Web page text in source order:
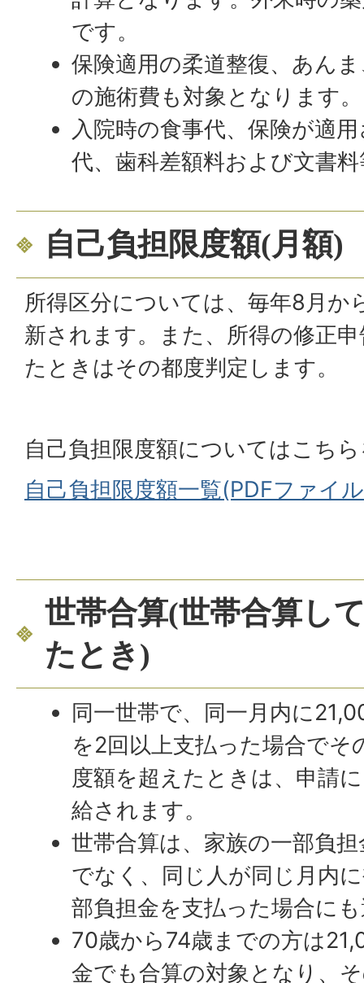
です。
保険適用の柔道整復、あん
の施術費も対象となります。
入院時の食事代、保険が適
代、歯科差額料および文書
自己負担限度額(月額)
所得区分については、毎年8月か
新されます。また、所得の修正
たときはその都度判定します。
自己負担限度額についてはこち
自己負担限度額一覧(PDFファイ
世帯合算(世帯合算し
たとき)
同一世帯で、同一月内に
を2回以上支払った場合でそ
度額を超えたときは、申請
給されます。
世帯合算は、家族の一部負
でなく、同じ人が同じ月内
部負担金を支払った場合に
70歳から74歳までの方は
金でも合算の対象となり、